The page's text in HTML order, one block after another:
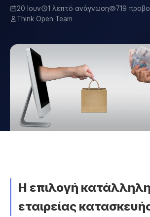
20 Ιουν 1 λεπτό ανάγνωση
719
Think Open Team
Η επιλογή
εταιρείας